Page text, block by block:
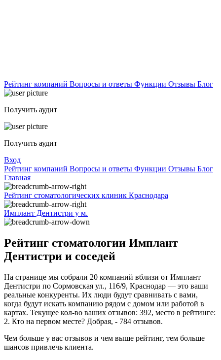
Рейтинг компаний Вопросы и ответы Функции Отзывы Блог
Получить аудит
Получить аудит
Вход
Рейтинг компаний Вопросы и ответы Функции Отзывы Блог
Главная
Рейтинг стоматологических клиник Краснодара
Имплант Дентистри у м.
Рейтинг стоматологии Имплант
Дентистри и соседей
На странице мы собрали 20 компаний вблизи от Имплант
Дентистри по Сормовская ул., 116/9, Краснодар — это ваши
реальные конкуренты. Их люди будут сравнивать с вами,
когда будут искать компанию рядом с домом или работой в
картах. Текущее кол-во ваших отзывов: 392, место в рейтинге:
2. Кто на первом месте? Добрая, - 784 отзывов.
Чем больше у вас отзывов и чем выше рейтинг, тем больше
шансов привлечь клиента.